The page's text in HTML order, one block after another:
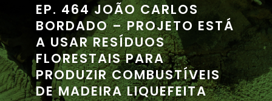
EP. 464 JOÃO CARLOS
BORDADO – PROJETO ESTÁ
A USAR RESÍDUOS
FLORESTAIS PARA
PRODUZIR COMBUSTÍVEIS
DE MADEIRA LIQUEFEITA